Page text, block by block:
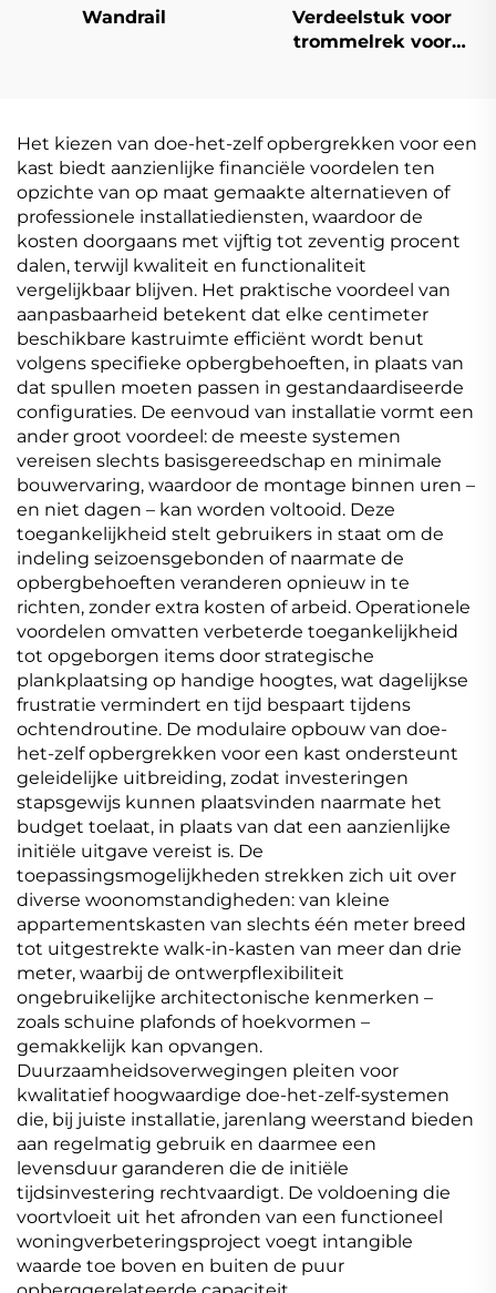
Wandrail
Verdeelstuk voor
trommelrek voor
Het kiezen van doe-het-zelf opbergrekken voor een
kast biedt aanzienlijke financiële voordelen ten
opzichte van op maat gemaakte alternatieven of
professionele installatiediensten, waardoor de
kosten doorgaans met vijftig tot zeventig procent
dalen, terwijl kwaliteit en functionaliteit
vergelijkbaar blijven. Het praktische voordeel van
aanpasbaarheid betekent dat elke centimeter
beschikbare kastruimte efficiënt wordt benut
volgens specifieke opbergbehoeften, in plaats van
dat spullen moeten passen in gestandaardiseerde
configuraties. De eenvoud van installatie vormt een
ander groot voordeel: de meeste systemen
vereisen slechts basisgereedschap en minimale
bouwervaring, waardoor de montage binnen uren –
en niet dagen – kan worden voltooid. Deze
toegankelijkheid stelt gebruikers in staat om de
indeling seizoensgebonden of naarmate de
opbergbehoeften veranderen opnieuw in te
richten, zonder extra kosten of arbeid. Operationele
voordelen omvatten verbeterde toegankelijkheid
tot opgeborgen items door strategische
plankplaatsing op handige hoogtes, wat dagelijkse
frustratie vermindert en tijd bespaart tijdens
ochtendroutine. De modulaire opbouw van doe-
het-zelf opbergrekken voor een kast ondersteunt
geleidelijke uitbreiding, zodat investeringen
stapsgewijs kunnen plaatsvinden naarmate het
budget toelaat, in plaats van dat een aanzienlijke
initiële uitgave vereist is. De
toepassingsmogelijkheden strekken zich uit over
diverse woonomstandigheden: van kleine
appartementskasten van slechts één meter breed
tot uitgestrekte walk-in-kasten van meer dan drie
meter, waarbij de ontwerpflexibiliteit
ongebruikelijke architectonische kenmerken –
zoals schuine plafonds of hoekvormen –
gemakkelijk kan opvangen.
Duurzaamheidsoverwegingen pleiten voor
kwalitatief hoogwaardige doe-het-zelf-systemen
die, bij juiste installatie, jarenlang weerstand bieden
aan regelmatig gebruik en daarmee een
levensduur garanderen die de initiële
tijdsinvestering rechtvaardigt. De voldoening die
voortvloeit uit het afronden van een functioneel
woningverbeteringsproject voegt intangible
waarde toe boven en buiten de puur